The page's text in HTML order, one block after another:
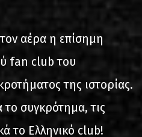
αέρα η επίσημη
fan club του
της ιστορίας.
συγκρότημα, τις
το Ελληνικό club!